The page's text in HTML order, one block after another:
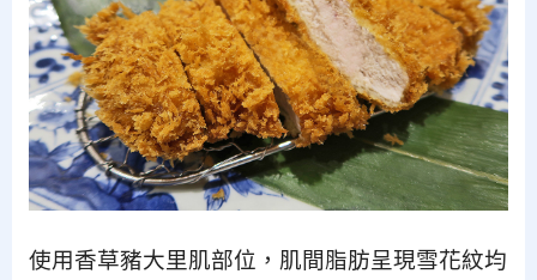
使用香草豬大里肌部位，肌間脂肪呈現雪花紋均